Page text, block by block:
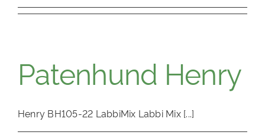
4KIDS
PATENSCHAFTEN
Patenhund Henry
Henry BH105-22 LabbiMix Labbi Mix [...]